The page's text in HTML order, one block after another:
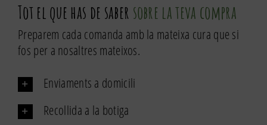
Melmelada
Red
Passion
275g
Tot el que has de saber sobre la teva compra
Preparem cada comanda amb la mateixa cura que si
fos per a nosaltres mateixos.
Enviaments a domicili
Recollida a la botiga